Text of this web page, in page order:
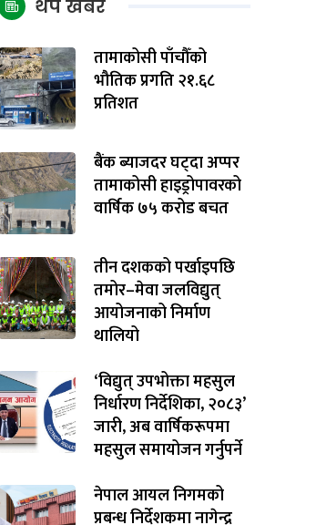
थप खबर
तामाकोसी पाँचौँको
भौतिक प्रगति २१.६८
प्रतिशत
बैंक ब्याजदर घट्दा अप्पर
तामाकोसी हाइड्रोपावरको
वार्षिक ७५ करोड बचत
तीन दशकको पर्खाइपछि
तमोर–मेवा जलविद्युत्
आयोजनाको निर्माण
थालियो
‘विद्युत् उपभोक्ता महसुल
निर्धारण निर्देशिका, २०८३’
जारी, अब वार्षिकरूपमा
महसुल समायोजन गर्नुपर्ने
नेपाल आयल निगमको
प्रबन्ध निर्देशकमा नागेन्द्र